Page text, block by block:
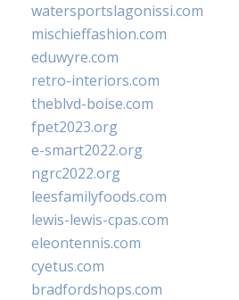
watersportslagonissi.com
mischieffashion.com
eduwyre.com
retro-interiors.com
theblvd-boise.com
fpet2023.org
e-smart2022.org
ngrc2022.org
leesfamilyfoods.com
lewis-lewis-cpas.com
eleontennis.com
cyetus.com
bradfordshops.com